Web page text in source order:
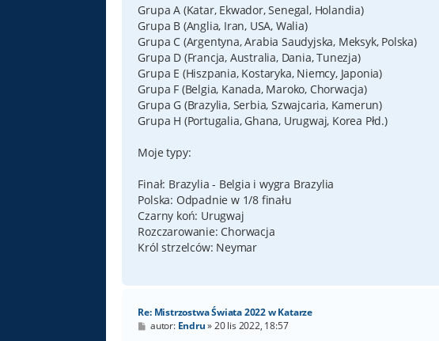
Grupa A (Katar, Ekwador, Senegal, Holandia)
Grupa B (Anglia, Iran, USA, Walia)
Grupa C (Argentyna, Arabia Saudyjska, Meksyk, Polska)
Grupa D (Francja, Australia, Dania, Tunezja)
Grupa E (Hiszpania, Kostaryka, Niemcy, Japonia)
Grupa F (Belgia, Kanada, Maroko, Chorwacja)
Grupa G (Brazylia, Serbia, Szwajcaria, Kamerun)
Grupa H (Portugalia, Ghana, Urugwaj, Korea Płd.)
Moje typy:
Finał: Brazylia - Belgia i wygra Brazylia
Polska: Odpadnie w 1/8 finału
Czarny koń: Urugwaj
Rozczarowanie: Chorwacja
Król strzelców: Neymar
Re: Mistrzostwa Świata 2022 w Katarze
Pautor: Endru»20 lis 2022, 18:57